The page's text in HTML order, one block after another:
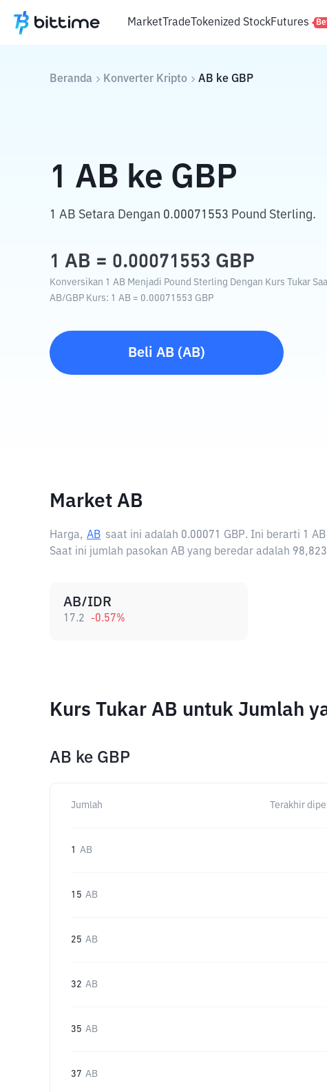
MarketTradeTokenized StockFutures
Beranda Konverter Kripto AB ke GBP
1 AB ke GBP
1 AB Setara Dengan 0.00071553 Pound Sterling.
1 AB = 0.00071553 GBP
Konversikan 1 AB Menjadi Pound Sterling Dengan Kurs Tukar
AB/GBP Kurs: 1 AB = 0.00071553 GBP
Beli AB (AB)
Market AB
Harga, AB saat ini adalah 0.00071 GBP. Ini berarti 1
Saat ini jumlah pasokan AB yang beredar adalah
AB/IDR
17.2 -0.57%
Kurs Tukar AB untuk Jumlah
AB ke GBP
Jumlah Terakhir
1 AB
15 AB
25 AB
32 AB
35 AB
37 AB